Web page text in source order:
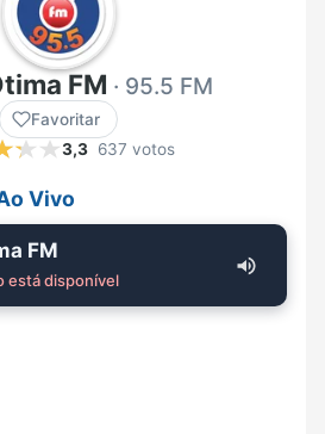
FM · 95.5 FM
Favoritar
3,3 637 votos
Vivo
FM
está disponível